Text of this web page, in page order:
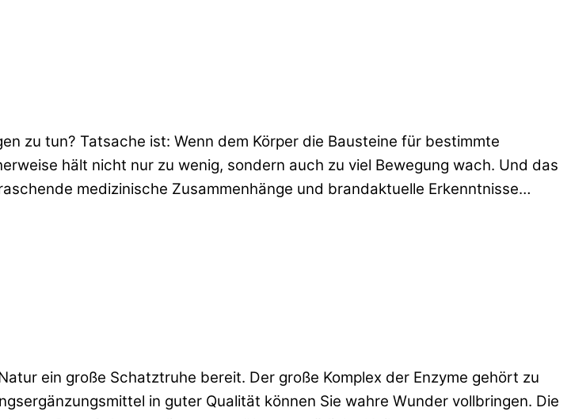
zu tun? Tatsache ist: Wenn dem Körper die Bausteine für bestimmte
hält nicht nur zu wenig, sondern auch zu viel Bewegung wach. Und das
medizinische Zusammenhänge und brandaktuelle Erkenntnisse…
ein große Schatztruhe bereit. Der große Komplex der Enzyme gehört zu
in guter Qualität können Sie wahre Wunder vollbringen. Die